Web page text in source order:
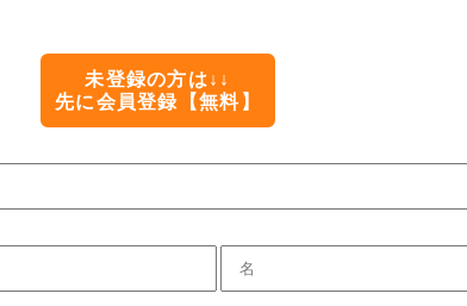
未登録の方は↓↓
先に会員登録【無料】